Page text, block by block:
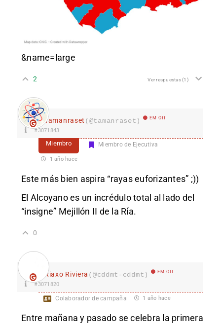
&name=large
2 Ver respuestas(1)
Tamanraset (@tamanraset) EM Off
#3071843
Miembro Miembro de Ejecutiva
1 año hace
Este más bien aspira “rayas euforizantes” ;))
El Alcoyano es un incrédulo total al lado del
“insigne” Mejillón II de la Ría.
0
Riaxo Riviera (@cddmt-cddmt) EM Off
#3071820
Colaborador de campaña 1 año hace
Entre mañana y pasado se celebra la primera